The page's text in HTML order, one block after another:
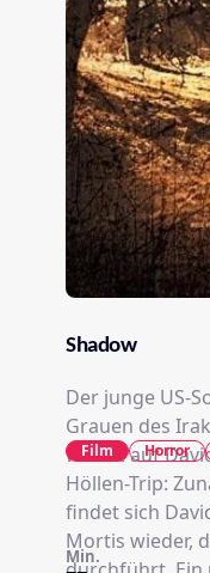
Shadow
Der junge US-
Grauen des
wartet auf
Höllen-Trip:
findet sich
Mortis wieder,
Min.
Film Horror